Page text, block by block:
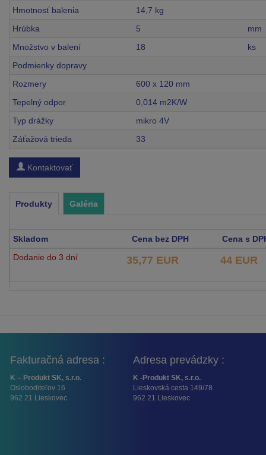
Hmotnosť balenia
14,7 kg
Hrúbka
5
mm
Množstvo v balení
18
ks
Podmienky dopravy
Rozmery
600 x 120 mm
Tepelný odpor
0,014 m2K/W
Typ drážky
mikro 4V
Záťažová trieda
33
Kontaktovať
Produkty Galéria
Skladom Cena bez DPH
Cena s
Dodanie do 3 dní
35,77 EUR 44 EUR
Fakturačná adresa :
K – Produkt SK, s.r.o.
Osloboditeľov 16
962 21 Lieskovec
Adresa prevádzky :
K -Produkt SK, s.r.o.
Lieskovská cesta 149/78
962 21 Lieskovec